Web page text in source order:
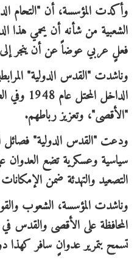
وأكدت المؤسسة، أن "التحام
الشعبية من شأنه أن يحمي هذا
فعلٍ عربي عوضاً عن أن ينجر إلى
وناشدت "القدس الدولية"
الداخل
"الأقصى"، وتعزيز رباطهم.
ودعت "القدس الدولية" فصائل
سياسية وعسكرية تضع
التصعيد والتهدئة ضمن الإمكانات
وناشدت المؤسسة، الشعوب
المحافظة على الأقصى والقدس
تسمح بتمرير عدوانٍ سافر